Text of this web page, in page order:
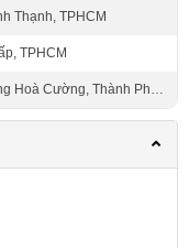
Thạnh, TPHCM
TPHCM
Hoà Cường, Thành Phố